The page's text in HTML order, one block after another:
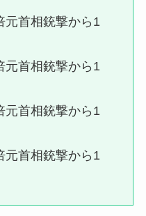
元首相銃撃から1
元首相銃撃から1
元首相銃撃から1
元首相銃撃から1